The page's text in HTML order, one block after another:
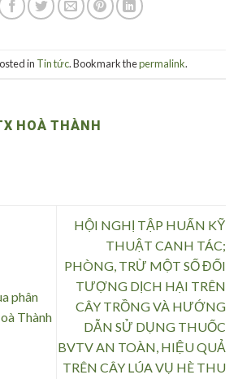
in Tin tức. Bookmark thepermalink.
HOÀ THÀNH
phân
Thành
HỘI NGHỊ TẬP HUẤN KỸ
THUẬT CANH TÁC;
PHÒNG, TRỪ MỘT SỐ ĐỐI
TƯỢNG DỊCH HẠI TRÊN
CÂY TRỒNG VÀ HƯỚNG
DẪN SỬ DỤNG THUỐC
BVTV AN TOÀN, HIỆU QUẢ
TRÊN CÂY LÚA VỤ HÈ THU